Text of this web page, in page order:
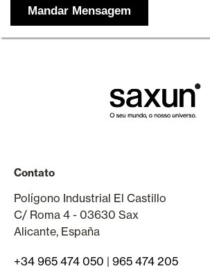
Contato
Polígono Industrial El Castillo
C/ Roma 4 - 03630 Sax
Alicante, España
+34 965 474 050 | 965 474 205